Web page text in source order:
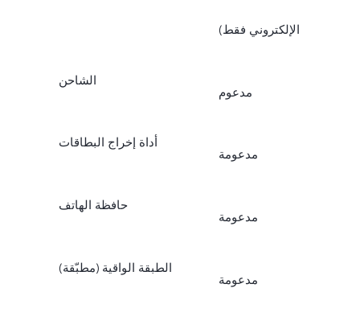
الإلكتروني فقط)
الشاحن
مدعوم
أداة إخراج البطاقات
مدعومة
حافظة الهاتف
مدعومة
الطبقة الواقية (مطبّقة)
مدعومة